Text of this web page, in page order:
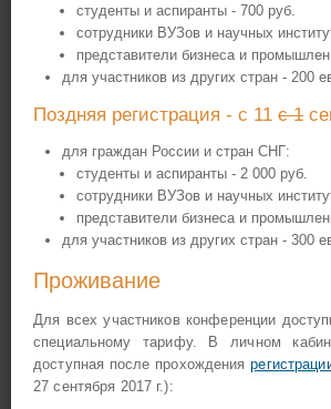
студенты и аспиранты - 700 руб.
сотрудники ВУЗов и научных
представители бизнеса и
для участников из других стран - 200
Поздняя регистрация - с 11 с 1
для граждан России и стран СНГ:
студенты и аспиранты - 2 000 руб.
сотрудники ВУЗов и научных
представители бизнеса и
для участников из других стран - 300
Проживание
Для всех участников конференции
специальному тарифу. В личном
доступная после прохождения
27 сентября 2017 г.):